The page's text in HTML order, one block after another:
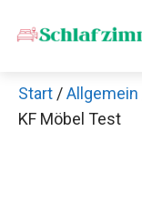
Inhalt
Start /Allgemein
KF Möbel Test